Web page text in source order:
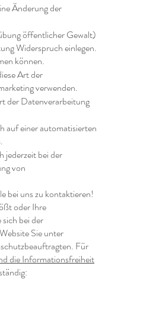
Änderung der
öffentlicher Gewalt)
Widerspruch einlegen.
können.
Art der
verwenden.
der Datenverarbeitung
auf einer automatisierten
jederzeit bei der
von
bei uns zu kontaktieren!
oder Ihre
bei der
Sie unter
Für
die Informationsfreiheit